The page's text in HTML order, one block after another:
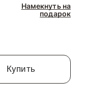
Намекнуть на
подарок
Купить